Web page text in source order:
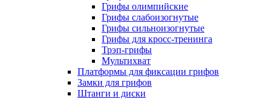
Грифы олимпийские
Грифы слабоизогнутые
Грифы сильноизогнутые
Грифы для кросс-тренинга
Трэп-грифы
Мультихват
Платформы для фиксации грифов
Замки для грифов
Штанги и диски